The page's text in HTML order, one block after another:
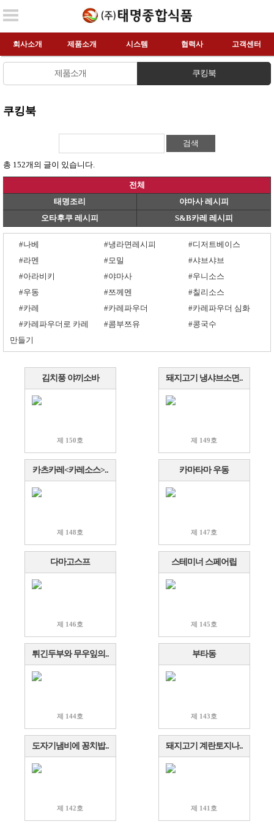
회사소개 제품소개 시스템 협력사 고객센터
제품소개 쿠킹북
쿠킹북
검색
총 152개의 글이 있습니다.
전체
태명조리
야마사 레시피
오타후쿠 레시피
S&B카레 레시피
#나베 #냉라면레시피
#디저트베이스
#라멘
#모밀
#샤브샤브
#아라비키
#야마사
#우니소스
#우동
#쯔께멘
#칠리소스
#카레
#카레파우더
#카레파우더 심화
#카레파우더로 카레
만들기
#콤부쯔유 #콩국수
김치풍 야끼소바
제 150호
돼지고기 냉샤브소면..
제 149호
카츠카레<카레소스>..
제 148호
카마타마 우동
제 147호
다마고스프
제 146호
스테미너 스페어립
제 145호
튀긴두부와 무우잎의..
제 144호
부타동
제 143호
도자기냄비에 꽁치밥..
제 142호
돼지고기 계란토지나..
제 141호